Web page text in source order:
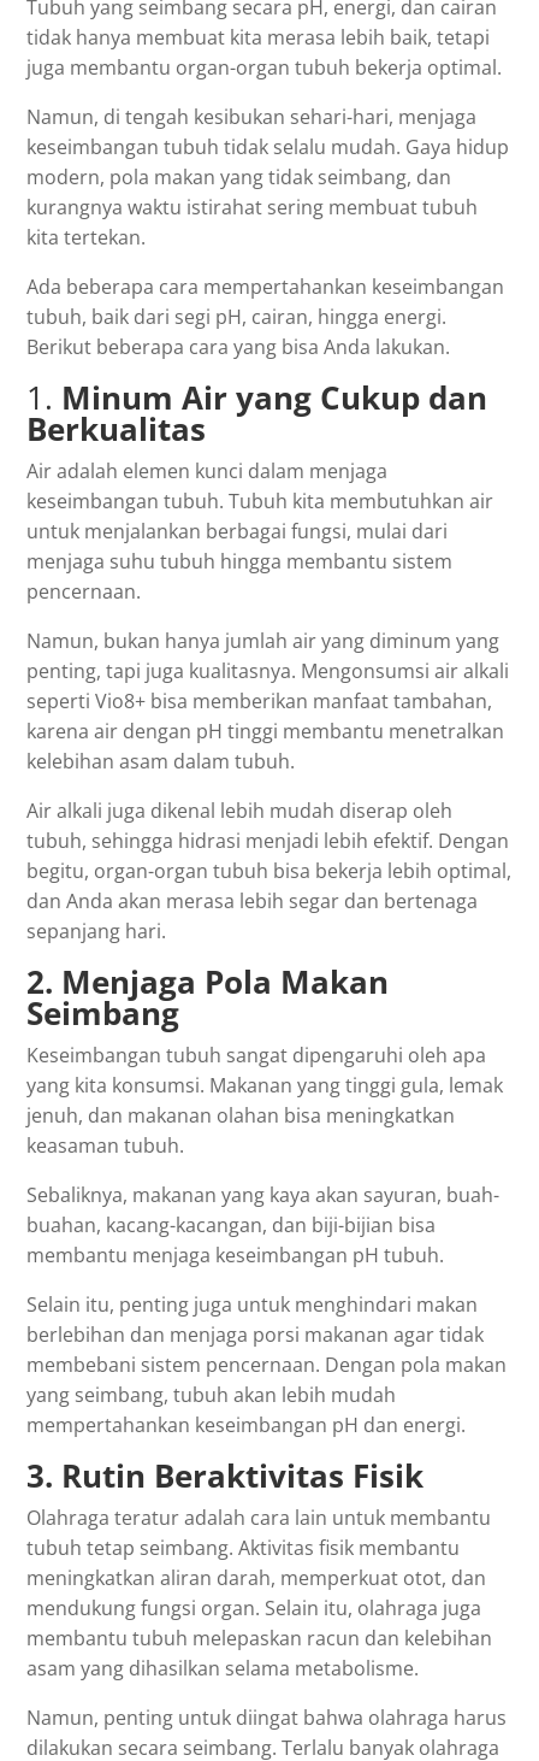
Tubuh yang seimbang secara pH, energi, dan cairan
tidak hanya membuat kita merasa lebih baik, tetapi
juga membantu organ-organ tubuh bekerja optimal.
Namun, di tengah kesibukan sehari-hari, menjaga
keseimbangan tubuh tidak selalu mudah. Gaya hidup
modern, pola makan yang tidak seimbang, dan
kurangnya waktu istirahat sering membuat tubuh
kita tertekan.
Ada beberapa cara mempertahankan keseimbangan
tubuh, baik dari segi pH, cairan, hingga energi.
Berikut beberapa cara yang bisa Anda lakukan.
1. Minum Air yang Cukup dan
Berkualitas
Air adalah elemen kunci dalam menjaga
keseimbangan tubuh. Tubuh kita membutuhkan air
untuk menjalankan berbagai fungsi, mulai dari
menjaga suhu tubuh hingga membantu sistem
pencernaan.
Namun, bukan hanya jumlah air yang diminum yang
penting, tapi juga kualitasnya. Mengonsumsi air alkali
seperti Vio8+ bisa memberikan manfaat tambahan,
karena air dengan pH tinggi membantu menetralkan
kelebihan asam dalam tubuh.
Air alkali juga dikenal lebih mudah diserap oleh
tubuh, sehingga hidrasi menjadi lebih efektif. Dengan
begitu, organ-organ tubuh bisa bekerja lebih optimal,
dan Anda akan merasa lebih segar dan bertenaga
sepanjang hari.
2. Menjaga Pola Makan
Seimbang
Keseimbangan tubuh sangat dipengaruhi oleh apa
yang kita konsumsi. Makanan yang tinggi gula, lemak
jenuh, dan makanan olahan bisa meningkatkan
keasaman tubuh.
Sebaliknya, makanan yang kaya akan sayuran, buah-
buahan, kacang-kacangan, dan biji-bijian bisa
membantu menjaga keseimbangan pH tubuh.
Selain itu, penting juga untuk menghindari makan
berlebihan dan menjaga porsi makanan agar tidak
membebani sistem pencernaan. Dengan pola makan
yang seimbang, tubuh akan lebih mudah
mempertahankan keseimbangan pH dan energi.
3. Rutin Beraktivitas Fisik
Olahraga teratur adalah cara lain untuk membantu
tubuh tetap seimbang. Aktivitas fisik membantu
meningkatkan aliran darah, memperkuat otot, dan
mendukung fungsi organ. Selain itu, olahraga juga
membantu tubuh melepaskan racun dan kelebihan
asam yang dihasilkan selama metabolisme.
Namun, penting untuk diingat bahwa olahraga harus
dilakukan secara seimbang. Terlalu banyak olahraga